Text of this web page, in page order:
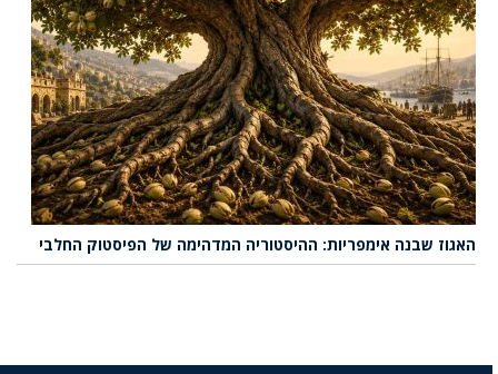
האגוז שבנה אימפריות: ההיסטוריה המדהימה של הפיסטוק החלבי